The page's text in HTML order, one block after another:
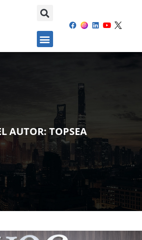
AUTOR:TOPSEA